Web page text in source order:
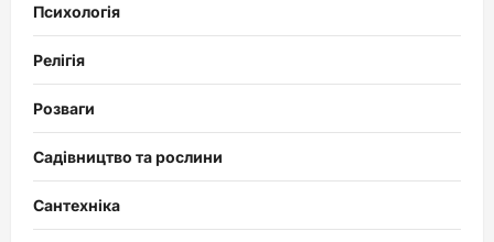
Психологія
Релігія
Розваги
Садівництво та рослини
Сантехніка